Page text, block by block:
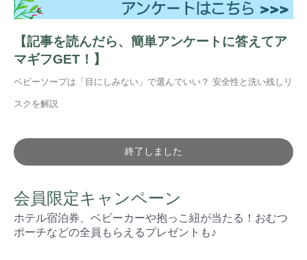
【記事を読んだら、簡単アンケートに答えてア
マギフGET！】
ベビーソープは「目にしみない」で選んでいい？ 安全性と洗い残しリ
スクを解説
終了しました
会員限定キャンペーン
ホテル宿泊券、ベビーカーや抱っこ紐が当たる！おむつ
ポーチなどの全員もらえるプレゼントも♪